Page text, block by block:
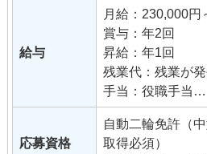
給与
月給：230,000円
賞与：年2回
昇給：年1回
残業代：残業が
手当：役職手当
試用期間：3か月
応募資格
自動二輪免許（
取得必須）